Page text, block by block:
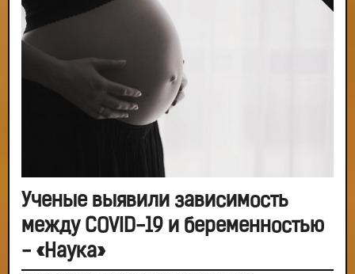
Ученые выявили зависимость
между COVID-19 и беременностью
- «Наука»